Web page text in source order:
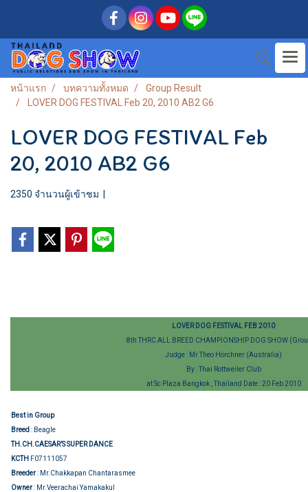
หน้าแรก บทความทั้งหมด
Group Result
LOVER DOG FESTIVAL Feb 20, 2010 AB2 G6
LOVER DOG FESTIVAL Feb
20, 2010 AB2 G6
2350 จำนวนผู้เข้าชม
LOVER DOG FESTIVAL FEB 2010
8th THRC ALL BREED CHAMPIONSHIP DOG SHOW
Judge : Mr.Theo Horchner (Australia)
By : Thai Rottweiler Club
at Sc Plaza Bangkok , Thailand Date : 20 Feb 2010
Best in Group
Breed : Beagle
TH.CH.CAESAR’S SUPER DANCE
KCTH F07111057
Breeder: Mr.Chakkapan Chantarasmee
Owner: Mr.Veerachai Yamakakul